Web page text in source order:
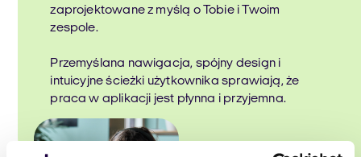
zaprojektowane z myślą o Tobie i Twoim
zespole.
Przemyślana nawigacja, spójny design i
intuicyjne ścieżki użytkownika sprawiają, że
praca w aplikacji jest płynna i przyjemna.